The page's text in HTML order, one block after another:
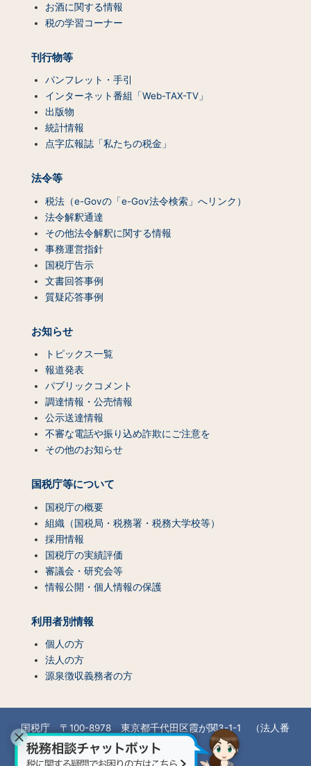
お酒に関する情報
税の学習コーナー
刊行物等
パンフレット・手引
インターネット番組「Web-TAX-TV」
出版物
統計情報
点字広報誌「私たちの税金」
法令等
税法（e-Govの「e-Gov法令検索」へリンク）
法令解釈通達
その他法令解釈に関する情報
事務運営指針
国税庁告示
文書回答事例
質疑応答事例
お知らせ
トピックス一覧
報道発表
パブリックコメント
調達情報・公売情報
公示送達情報
不審な電話や振り込め詐欺にご注意を
その他のお知らせ
国税庁等について
国税庁の概要
組織（国税局・税務署・税務大学校等）
採用情報
国税庁の実績評価
審議会・研究会等
情報公開・個人情報の保護
利用者別情報
個人の方
法人の方
源泉徴収義務者の方
国税庁 〒100-8978 東京都千代田区霞が関3-1-1 （法人番
号7000012050002）
所在地情報